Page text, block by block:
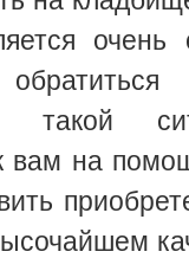
такой
вам на